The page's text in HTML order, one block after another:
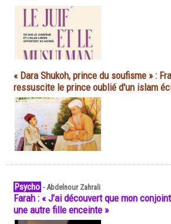
« Dara Shukoh, prince du soufisme » :
ressuscite le prince oublié d'un islam
Psycho -Abdelnour Zahrali
Farah : « J’ai découvert que mon
une autre fille enceinte »